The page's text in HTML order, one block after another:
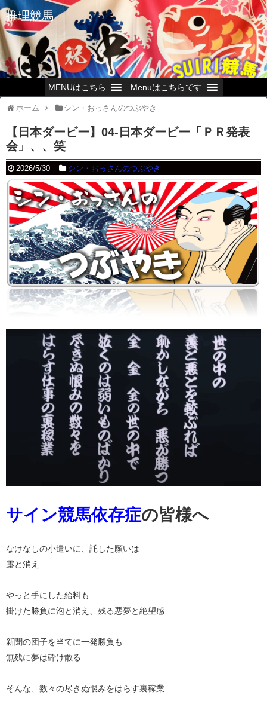
推理競馬
MENUはこちら Menuはこちらです
ホーム シン・おっさんのつぶやき
【日本ダービー】04-日本ダービー「ＰＲ発表
会」、、笑
2026/5/30 シン・おっさんのつぶやき
サイン競馬依存症の皆様へ
なけなしの小遣いに、託した願いは
露と消え
やっと手にした給料も
掛けた勝負に泡と消え、残る悪夢と絶望感
新聞の団子を当てに一発勝負も
無残に夢は砕け散る
そんな、数々の尽きぬ恨みをはらす裏稼業